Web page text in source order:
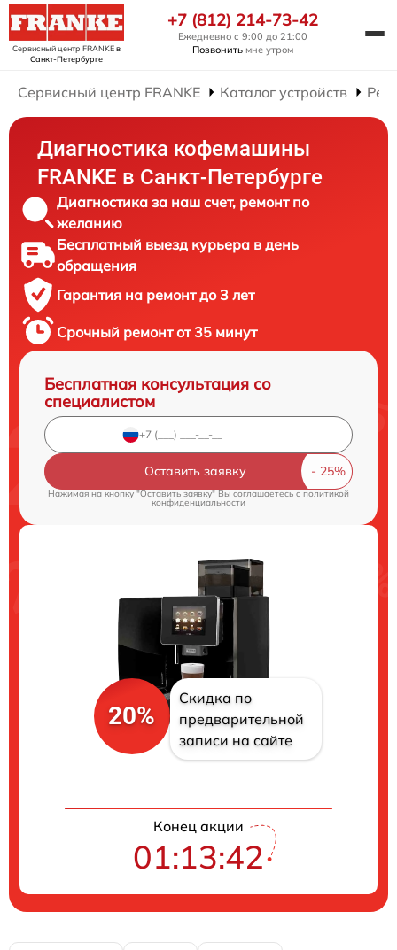
Сервисный центр FRANKEв
Санкт-Петербурге
+7 (812) 214-73-42
Ежедневно с 9:00 до 21:00
Позвонить мне утром
Сервисный центр FRANKE Каталог устройств
Диагностика кофемашины
FRANKE в Санкт-Петербурге
Диагностика за наш счет, ремонт по
желанию
Бесплатный выезд курьера в день
обращения
Гарантия на ремонт до 3 лет
Срочный ремонт от 35 минут
Бесплатная консультация со
специалистом
Оставить заявку
Нажимая на кнопку "Оставить заявку" Вы соглашаетесь cполитикой
конфиденциальности
20%
Скидка по
предварительной
записи на сайте
Конец акции
01:13:42